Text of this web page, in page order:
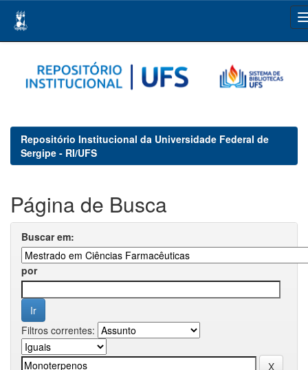
navigation
Repositório Institucional da Universidade Federal de
Sergipe - RI/UFS
Página de Busca
Buscar em:
por
Filtros correntes: